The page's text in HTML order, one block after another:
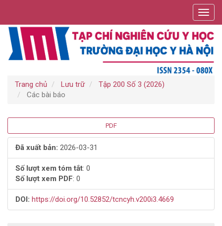
chính
Nội
dung
chính
Trang chủ Lưu trữ
Tập 200 Số 3 (2026)
Các bài báo
Thanh
bên
bài
viết
PDF
Đã xuất bản: 2026-03-31
Số lượt xem tóm tắt: 0
Số lượt xem PDF: 0
DOI: https://doi.org/10.52852/tcncyh.v200i3.4669